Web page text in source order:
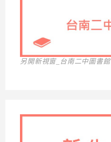
另開新視窗_台南二中圖書館